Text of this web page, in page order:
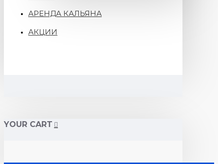
АРЕНДА КАЛЬЯНА
АКЦИИ
YOUR CART